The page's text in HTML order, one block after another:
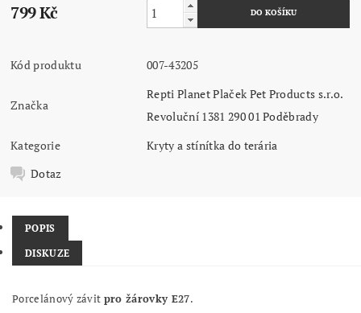
799 Kč
Kód produktu 007-43205
Značka
Repti Planet Plaček Pet Products s.r.o.
Revoluční 1381 290 01 Poděbrady
Kategorie
Kryty a stínítka do terária
Dotaz
POPIS
DISKUZE
Porcelánový závit pro žárovky E27.